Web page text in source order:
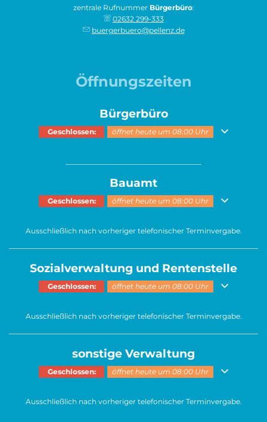
zentrale Rufnummer Bürgerbüro:
02632 299-333
buergerbuero@pellenz.de
Öffnungszeiten
Bürgerbüro
Klicken, um weitere Öffnungs- oder Schließzeiten auszublenden
Geschlossen: öffnet heute um 08:00 Uhr
Bauamt
Klicken, um weitere Öffnungs- oder Schließzeiten auszublenden
Geschlossen: öffnet heute um 08:00 Uhr
Ausschließlich nach vorheriger telefonischer Terminvergabe.
Sozialverwaltung und Rentenstelle
Klicken, um weitere Öffnungs- oder Schließzeiten auszublenden
Geschlossen: öffnet heute um 08:00 Uhr
Ausschließlich nach vorheriger telefonischer Terminvergabe.
sonstige Verwaltung
Klicken, um weitere Öffnungs- oder Schließzeiten auszublenden
Geschlossen: öffnet heute um 08:00 Uhr
Ausschließlich nach vorheriger telefonischer Terminvergabe.